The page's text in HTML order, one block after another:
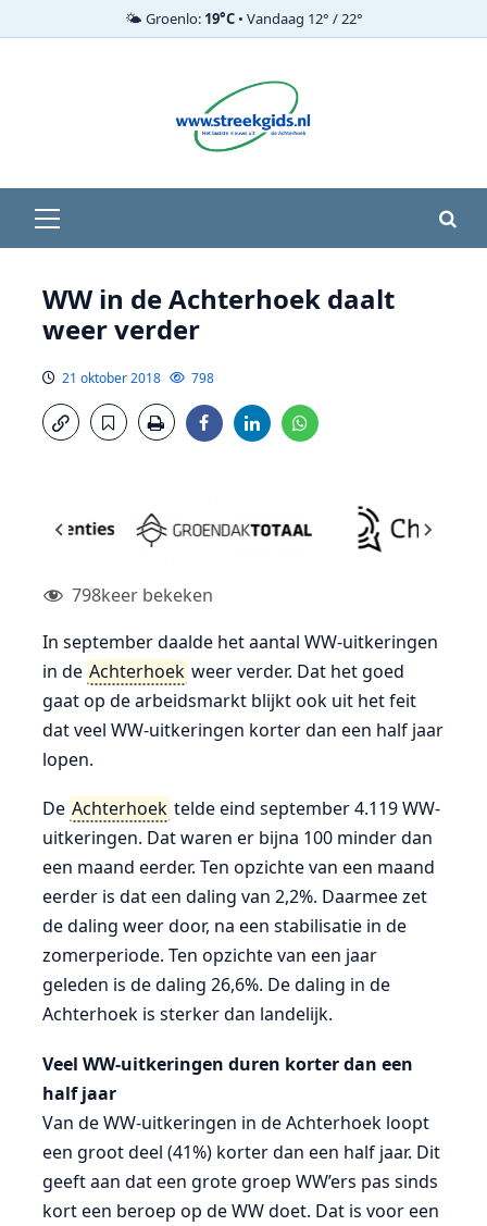
🌤️ Groenlo: 19°C• Vandaag 12° / 22°
menu
WW in de Achterhoek daalt
weer verder
21 oktober 2018 798
798keer bekeken
In september daalde het aantal WW-uitkeringen
in de Achterhoek weer verder. Dat het goed
gaat op de arbeidsmarkt blijkt ook uit het feit
dat veel WW-uitkeringen korter dan een half jaar
lopen.
De Achterhoek telde eind september 4.119 WW-
uitkeringen. Dat waren er bijna 100 minder dan
een maand eerder. Ten opzichte van een maand
eerder is dat een daling van 2,2%. Daarmee zet
de daling weer door, na een stabilisatie in de
zomerperiode. Ten opzichte van een jaar
geleden is de daling 26,6%. De daling in de
Achterhoek is sterker dan landelijk.
Veel WW-uitkeringen duren korter dan een
half jaar
Van de WW-uitkeringen in de Achterhoek loopt
een groot deel (41%) korter dan een half jaar. Dit
geeft aan dat een grote groep WW’ers pas sinds
kort een beroep op de WW doet. Dat is voor een